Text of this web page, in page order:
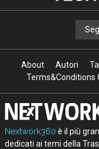
About Autori
Terms&Conditions
Nextwork360 è il più
dedicati ai temi della